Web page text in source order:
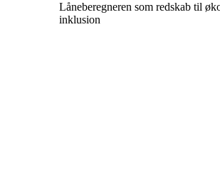
Låneberegneren som redskab til
inklusion